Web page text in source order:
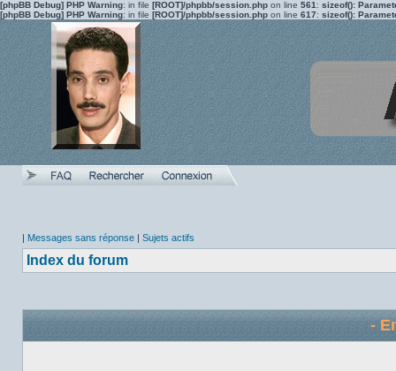
[phpBB Debug] PHP Warning: in file [ROOT]/phpbb/session.php on line 561 : sizeof():
[phpBB Debug] PHP Warning: in file [ROOT]/phpbb/session.php on line 617: sizeof():
| Messages sans réponse | Sujets actifs
Index du forum
-